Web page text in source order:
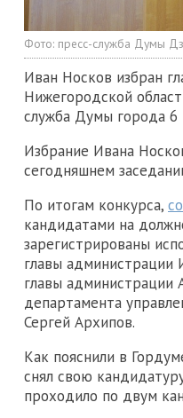
Фото: пресс-служба Думы
Иван Носков избран
Нижегородской
служба Думы города 6
Избрание Ивана
сегодняшнем
По итогам конкурса,
кандидатами на
зарегистрированы
главы администрации
главы администрации
департамента
Сергей Архипов.
Как пояснили в
снял свою
проходило по двум